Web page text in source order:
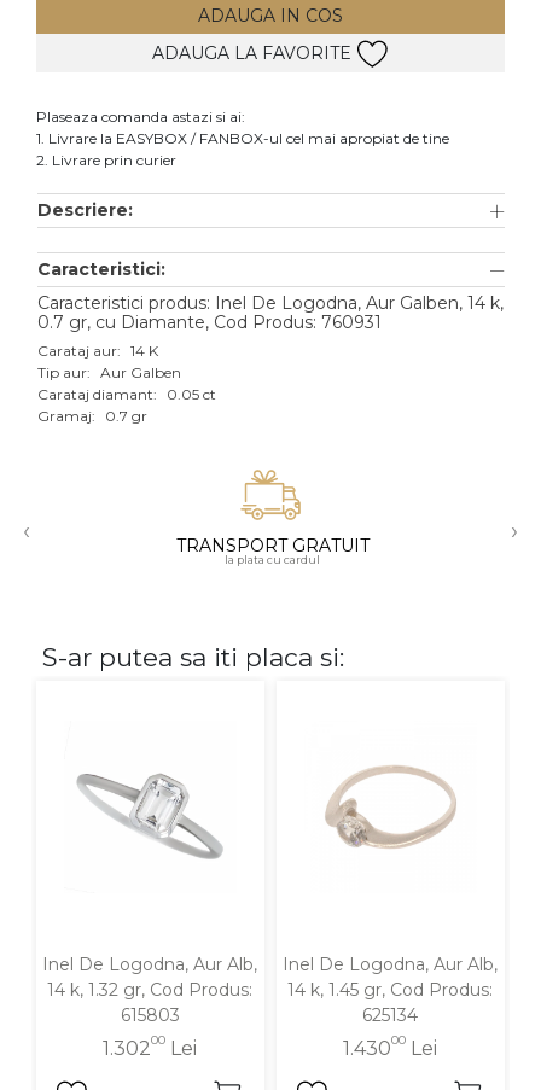
TIP METAL
Aur galben
Aur alb
Aur roz
Aur mixt
CARATAJ
Cu pietre
ADAUGA IN COS
ADAUGA LA FAVORITE
Plaseaza comanda astazi si ai:
1. Livrare la EASYBOX / FANBOX-ul cel mai apropiat de tine
2. Livrare prin curier
Descriere:
Caracteristici:
Caracteristici produs: Inel De Logodna, Aur Galben, 14 k,
0.7 gr, cu Diamante, Cod Produs: 760931
Carataj aur: 14 K
Tip aur: Aur Galben
Carataj diamant:
0.05 ct
Gramaj:
0.7 gr
‹ TRANSPORT GRATUIT
la plata cu cardul
›
S-ar putea sa iti placa si:
Inel De Logodna, Aur Alb,
14 k, 1.32 gr, Cod Produs:
615803
1.30200 Lei
Inel De Logodna, Aur Alb,
14 k, 1.45 gr, Cod Produs:
625134
1.43000 Lei